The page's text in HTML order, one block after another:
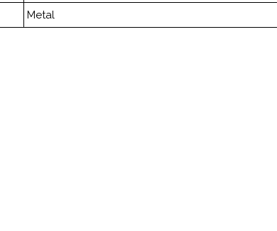
Metal